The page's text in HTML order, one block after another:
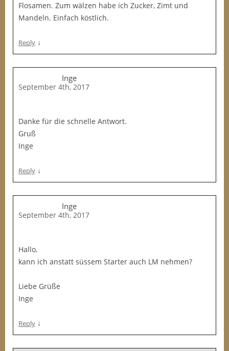
Flosamen. Zum wälzen habe ich Zucker, Zimt und
Mandeln. Einfach köstlich.
Reply ↓
Inge
September 4th, 2017
Danke für die schnelle Antwort.
Gruß
Inge
Reply ↓
Inge
September 4th, 2017
Hallo,
kann ich anstatt süssem Starter auch LM nehmen?
Liebe Grüße
Inge
Reply ↓